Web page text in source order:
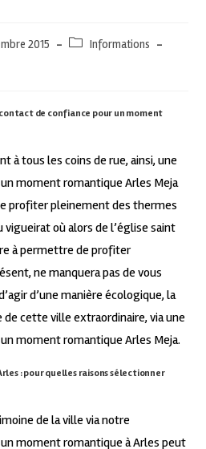
2015
Informations
de confiance pour un moment
à tous les coins de rue, ainsi, une
moment romantique Arles Meja
profiter pleinement des thermes
vigueirat où alors de l’église saint
à permettre de profiter
ne manquera pas de vous
d’une manière écologique, la
cette ville extraordinaire, via une
moment romantique Arles Meja.
: pour quelles raisons sélectionner
de la ville via notre
moment romantique à Arles peut